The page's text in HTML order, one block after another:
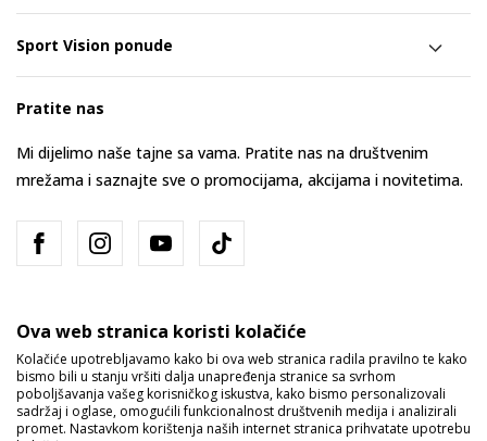
Sport Vision ponude
Pratite nas
Mi dijelimo naše tajne sa vama. Pratite nas na društvenim
mrežama i saznajte sve o promocijama, akcijama i novitetima.
Bosna i Hercegovina Promijenite
Ova web stranica koristi kolačiće
Kolačiće upotrebljavamo kako bi ova web stranica radila pravilno te kako
bismo bili u stanju vršiti dalja unapređenja stranice sa svrhom
poboljšavanja vašeg korisničkog iskustva, kako bismo personalizovali
sadržaj i oglase, omogućili funkcionalnost društvenih medija i analizirali
promet. Nastavkom korištenja naših internet stranica prihvatate upotrebu